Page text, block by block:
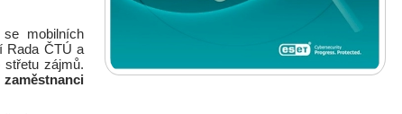
mobilních
Rada ČTÚ a
zájmů.